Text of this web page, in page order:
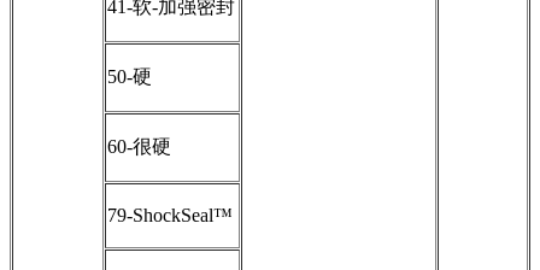
41-软-加强密封
50-硬
60-很硬
79-ShockSeal™